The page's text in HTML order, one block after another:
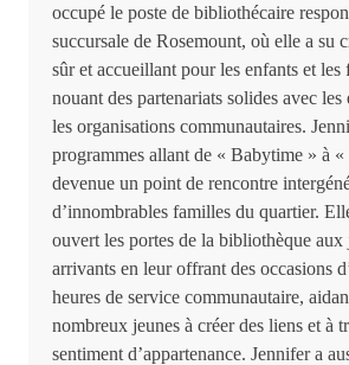
occupé le poste de bibliothécaire
succursale de Rosemount, où elle a su
sûr et accueillant pour les enfants et les
nouant des partenariats solides avec les
les organisations communautaires.
programmes allant de « Babytime » à
devenue un point de rencontre
d’innombrables familles du quartier.
ouvert les portes de la bibliothèque aux
arrivants en leur offrant des occasions
heures de service communautaire,
nombreux jeunes à créer des liens et à
sentiment d’appartenance. Jennifer a